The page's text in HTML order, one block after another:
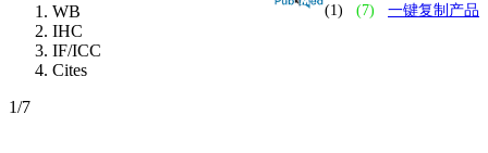
(1) (7) 一键复制产品
WB
IHC
IF/ICC
Cites
1/7